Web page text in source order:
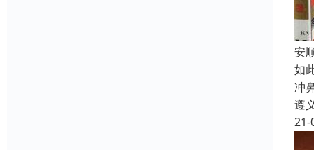
安
如
冲
遵
21-